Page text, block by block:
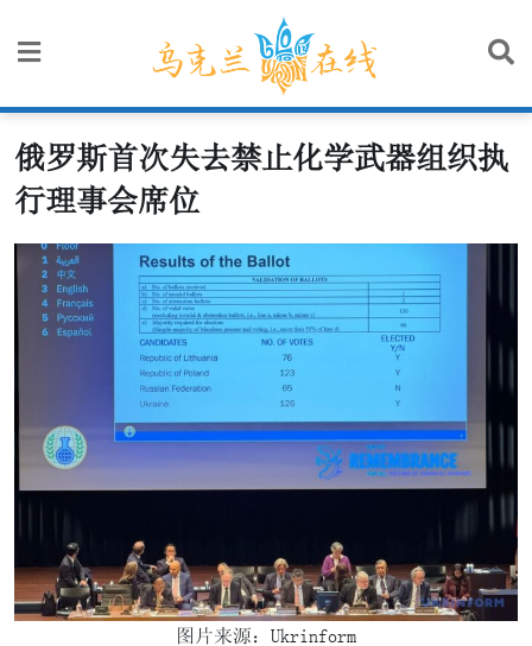
俄罗斯首次失去禁止化学武器组织执
行理事会席位
图片来源：Ukrinform